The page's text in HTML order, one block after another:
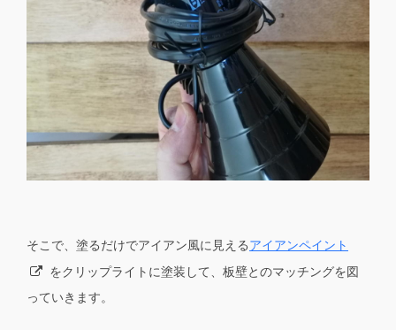
そこで、塗るだけでアイアン風に見えるアイアンペイント
をクリップライトに塗装して、板壁とのマッチングを図
っていきます。